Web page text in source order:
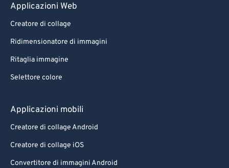
Applicazioni Web
Creatore di collage
Ridimensionatore di immagini
Ritaglia immagine
Selettore colore
Applicazioni mobili
Creatore di collage Android
Creatore di collage iOS
Convertitore di immagini Android